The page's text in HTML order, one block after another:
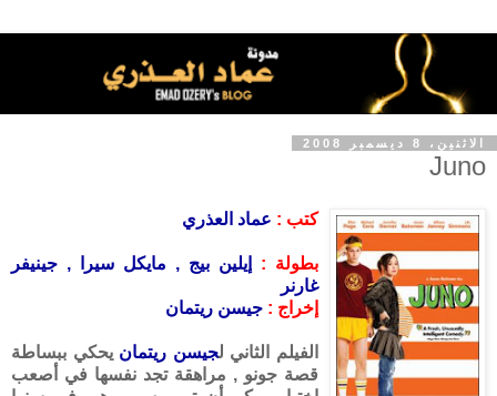
الاثنين، 8 ديسمبر 2008
Juno
كتب : عماد العذري
بطولة : إيلين بيج , مايكل سيرا , جينيفر
غارنر
إخراج : جيسن ريتمان
الفيلم الثاني لجيسن ريتمان يحكي ببساطة
قصة جونو , مراهقة تجد نفسها في أصعب